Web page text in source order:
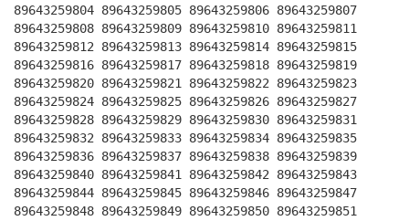
89643259804 89643259805 89643259806 89643259807
89643259808 89643259809 89643259810 89643259811
89643259812 89643259813 89643259814 89643259815
89643259816 89643259817 89643259818 89643259819
89643259820 89643259821 89643259822 89643259823
89643259824 89643259825 89643259826 89643259827
89643259828 89643259829 89643259830 89643259831
89643259832 89643259833 89643259834 89643259835
89643259836 89643259837 89643259838 89643259839
89643259840 89643259841 89643259842 89643259843
89643259844 89643259845 89643259846 89643259847
89643259848 89643259849 89643259850 89643259851